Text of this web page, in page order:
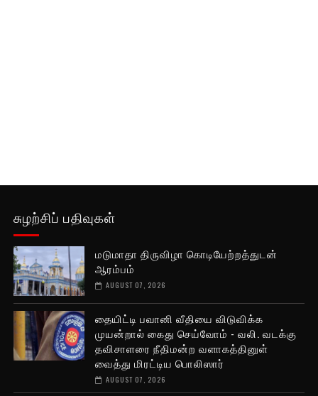
சுழற்சிப் பதிவுகள்
மடுமாதா திருவிழா கொடியேற்றத்துடன்
ஆரம்பம்
AUGUST 07, 2026
தையிட்டி பவானி வீதியை விடுவிக்க
முயன்றால் கைது செய்வோம் - வலி. வடக்கு
தவிசாளரை நீதிமன்ற வளாகத்தினுள்
வைத்து மிரட்டிய பொலிஸார்
AUGUST 07, 2026